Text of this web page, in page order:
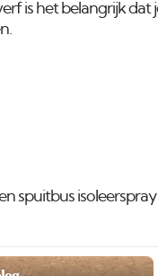
is het belangrijk
spuitbus